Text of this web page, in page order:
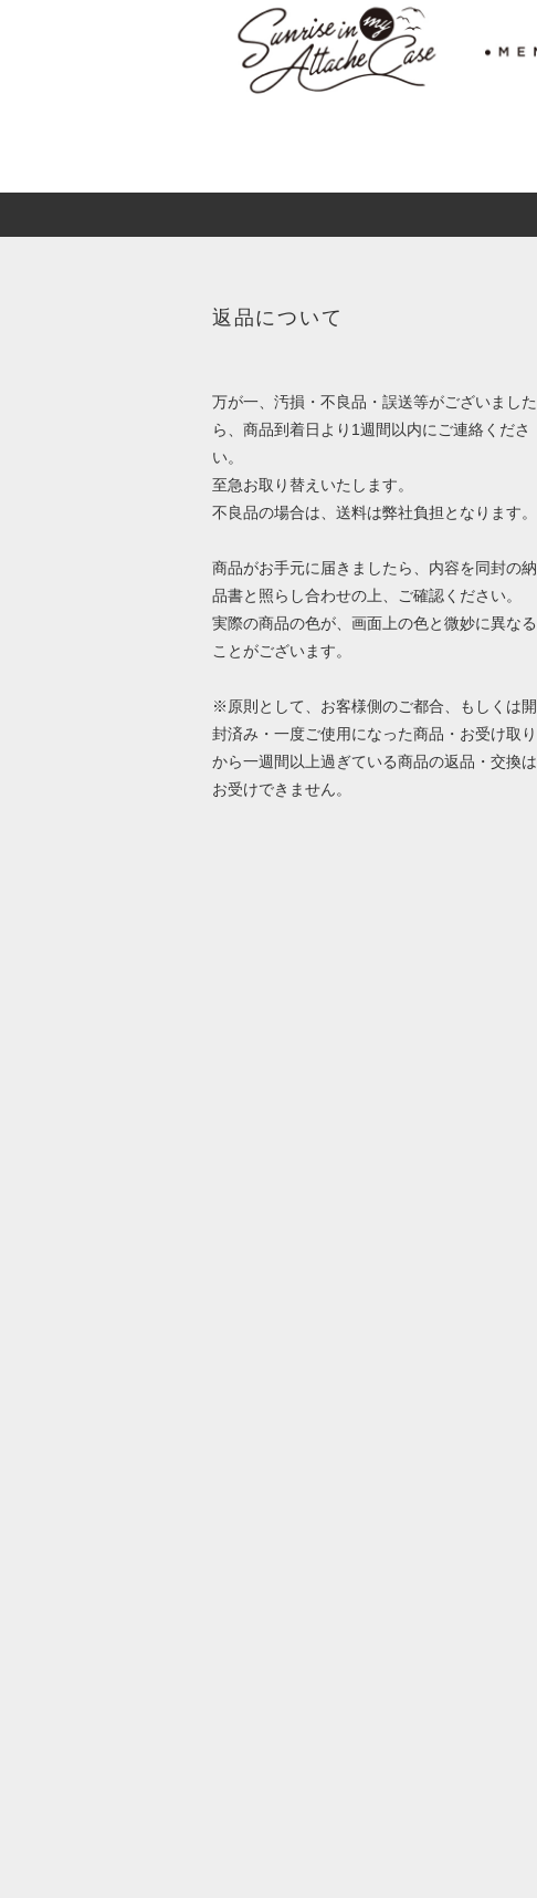
返品について
万が一、汚損・不良品・誤送等がございました
ら、商品到着日より1週間以内にご連絡くださ
い。
至急お取り替えいたします。
不良品の場合は、送料は弊社負担となります。
商品がお手元に届きましたら、内容を同封の納
品書と照らし合わせの上、ご確認ください。
実際の商品の色が、画面上の色と微妙に異なる
ことがございます。
※原則として、お客様側のご都合、もしくは開
封済み・一度ご使用になった商品・お受け取り
から一週間以上過ぎている商品の返品・交換は
お受けできません。